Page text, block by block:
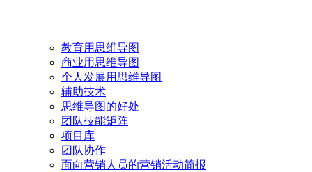
教育用思维导图
商业用思维导图
个人发展用思维导图
辅助技术
思维导图的好处
团队技能矩阵
项目库
团队协作
面向营销人员的营销活动简报